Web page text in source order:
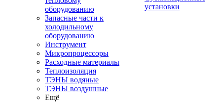
оборудованию
Запасные части к
холодильному
оборудованию
Инструмент
Микропроцессоры
Расходные материалы
Теплоизоляция
ТЭНЫ водяные
ТЭНЫ воздушные
Ещё
установки